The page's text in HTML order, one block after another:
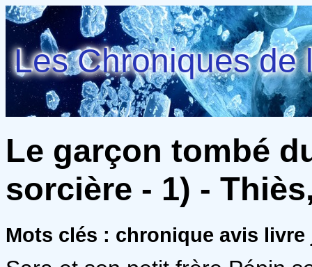
Les Chroniques de
Le garçon tombé
sorcière - 1) -
Mots clés : chronique avis